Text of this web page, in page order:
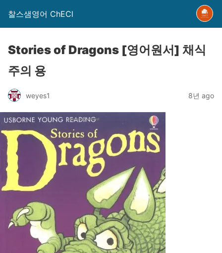
찰스샘영어 ChECl
Stories of Dragons [영어원서] 채식
주의 용
weyes1 8년 ago